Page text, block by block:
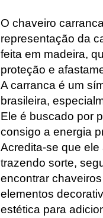
O chaveiro
representação da
feita em madeira,
proteção e
A carranca é um
brasileira,
Ele é buscado por
consigo a energia
Acredita-se que
trazendo sorte,
encontrar
elementos
estética para